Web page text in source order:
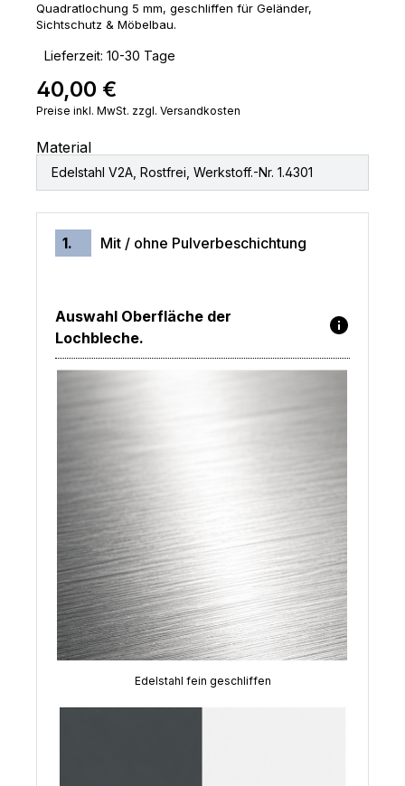
Quadratlochung 5 mm, geschliffen für Geländer,
Sichtschutz & Möbelbau.
Lieferzeit: 10-30 Tage
Regulärer Preis:
40,00 €
Preise inkl. MwSt. zzgl. Versandkosten
Material
Edelstahl V2A, Rostfrei, Werkstoff.-Nr. 1.4301
1. Mit / ohne Pulverbeschichtung
Auswahl Oberfläche der
Lochbleche.
Edelstahl fein geschliffen